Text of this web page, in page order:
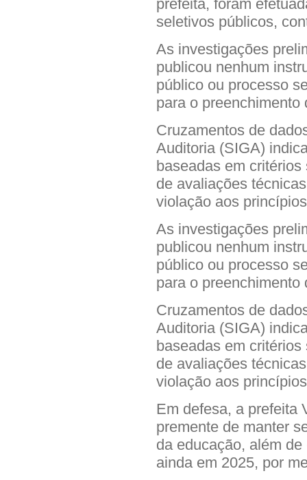
prefeita, foram
seletivos públicos,
As investigações
publicou nenhum
público ou processo
para o preenchimento
Cruzamentos de
Auditoria (SIGA)
baseadas em
de avaliações
violação aos
As investigações
publicou nenhum
público ou processo
para o preenchimento
Cruzamentos de
Auditoria (SIGA)
baseadas em
de avaliações
violação aos
Em defesa, a prefeita
premente de manter
da educação, além
ainda em 2025, por